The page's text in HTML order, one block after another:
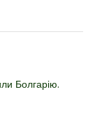
Болгарію.